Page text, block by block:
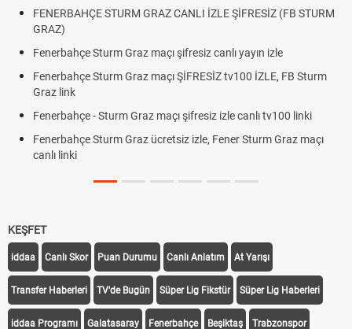
(FB STURM
izle
FB Sturm
tv100 linki
Graz maçı
Fındık Fiyatı Açıklandı mı? 2026 TMO Fındık Alım
Altın Yükselecek mi, Yükselir mi? Altın Fiyatları
Rövanşı Saat Kaçta, Hangi Kanalda?
Off Tarihi Belli Oldu
KEŞFET
iddaa Canlı Skor Puan Durumu Canlı Anlatım At Yarışı
Transfer Haberleri TV'de Bugün Süper Lig Fikstür Süper Lig Haberleri